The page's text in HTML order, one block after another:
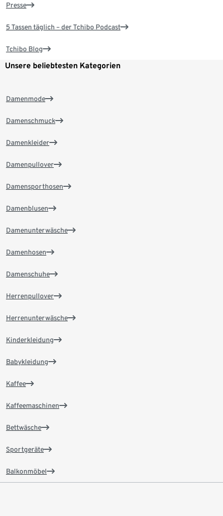
Presse
5 Tassen täglich – der Tchibo Podcast
Tchibo Blog
Unsere beliebtesten Kategorien
Damenmode
Damenschmuck
Damenkleider
Damenpullover
Damensporthosen
Damenblusen
Damenunterwäsche
Damenhosen
Damenschuhe
Herrenpullover
Herrenunterwäsche
Kinderkleidung
Babykleidung
Kaffee
Kaffeemaschinen
Bettwäsche
Sportgeräte
Balkonmöbel